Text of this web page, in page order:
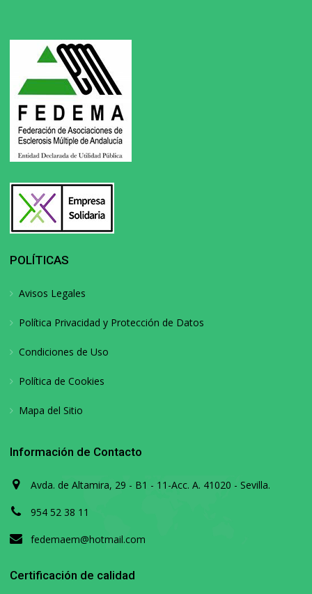
POLÍTICAS
Avisos Legales
Política Privacidad y Protección de Datos
Condiciones de Uso
Política de Cookies
Mapa del Sitio
Información de Contacto
Avda. de Altamira, 29 - B1 - 11-Acc. A. 41020 - Sevilla.
954 52 38 11
fedemaem@hotmail.com
Certificación de calidad